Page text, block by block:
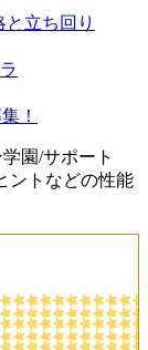
と立ち回り
！
園/サポート
ントなどの性能